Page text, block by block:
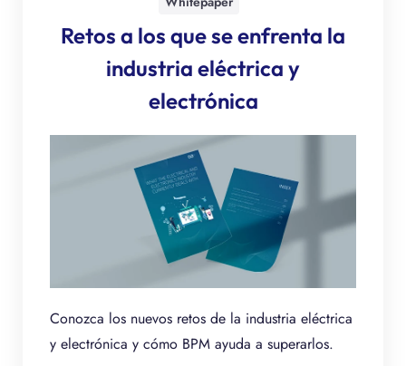
Retos a los que se enfrenta la
industria eléctrica y
electrónica
Conozca los nuevos retos de la industria eléctrica
y electrónica y cómo BPM ayuda a superarlos.